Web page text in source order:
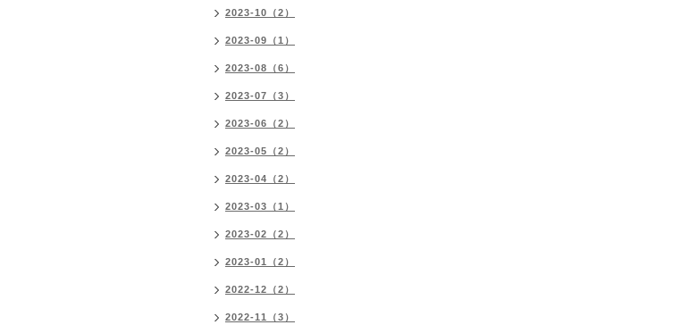
2023-10（2）
2023-09（1）
2023-08（6）
2023-07（3）
2023-06（2）
2023-05（2）
2023-04（2）
2023-03（1）
2023-02（2）
2023-01（2）
2022-12（2）
2022-11（3）